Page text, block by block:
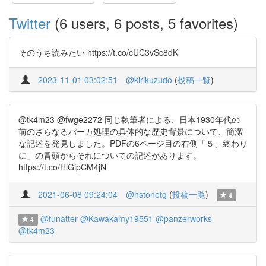
Twitter (6 users, 6 posts, 5 favorites)
そのうち読みたい https://t.co/cUC3vSc8dK
2023-11-01 03:02:51 @kirikuzudo (投稿一覧)
@tk4m23 @fwge2272 同じ執筆者による、日本1930年代の
前のさらなるパーカ処理の具体的な歴史背景について、簡潔
な記述を発見しました。PDFの6ページ目の右側「５、終わり
に」の冒頭からそれについての記述があります。
https://t.co/HlGipCM4jN
2021-06-08 09:24:04 @hstonetg (投稿一覧) 4
4 @funatter @Kawakamy19551 @panzerworks
@tk4m23